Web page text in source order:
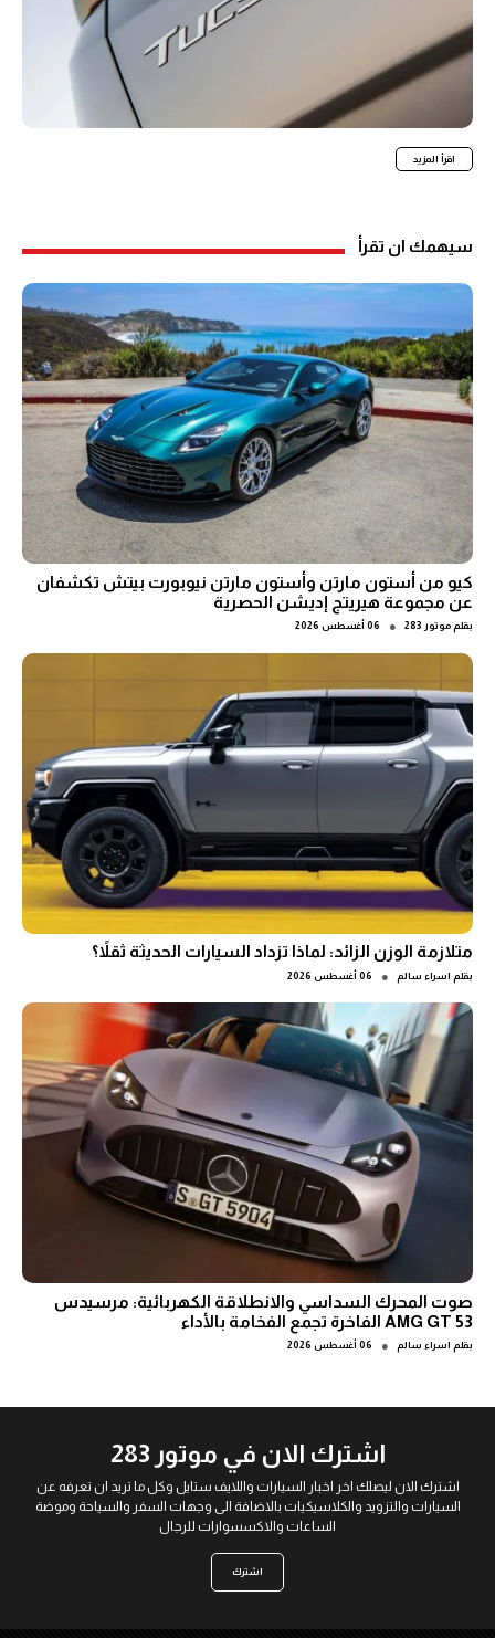
اقرأ المزيد
سيهمك ان تقرأ
كيو من أستون مارتن وأستون مارتن نيوبورت بيتش تكشفان
عن مجموعة هيريتج إديشن الحصرية
بقلم موتور 283 ● 06 أغسطس 2026
متلازمة الوزن الزائد: لماذا تزداد السيارات الحديثة ثقلاً؟
بقلم اسراء سالم ● 06 أغسطس 2026
صوت المحرك السداسي والانطلاقة الكهربائية: مرسيدس
AMG GT 53 الفاخرة تجمع الفخامة بالأداء
بقلم اسراء سالم ● 06 أغسطس 2026
اشترك الان في موتور 283
اشترك الان ليصلك اخر اخبار السيارات واللايف ستايل وكل ما تريد ان تعرفه عن
السيارات والتزويد والكلاسيكيات بالاضافة الى وجهات السفر والسياحة وموضة
الساعات والاكسسوارات للرجال
اشترك